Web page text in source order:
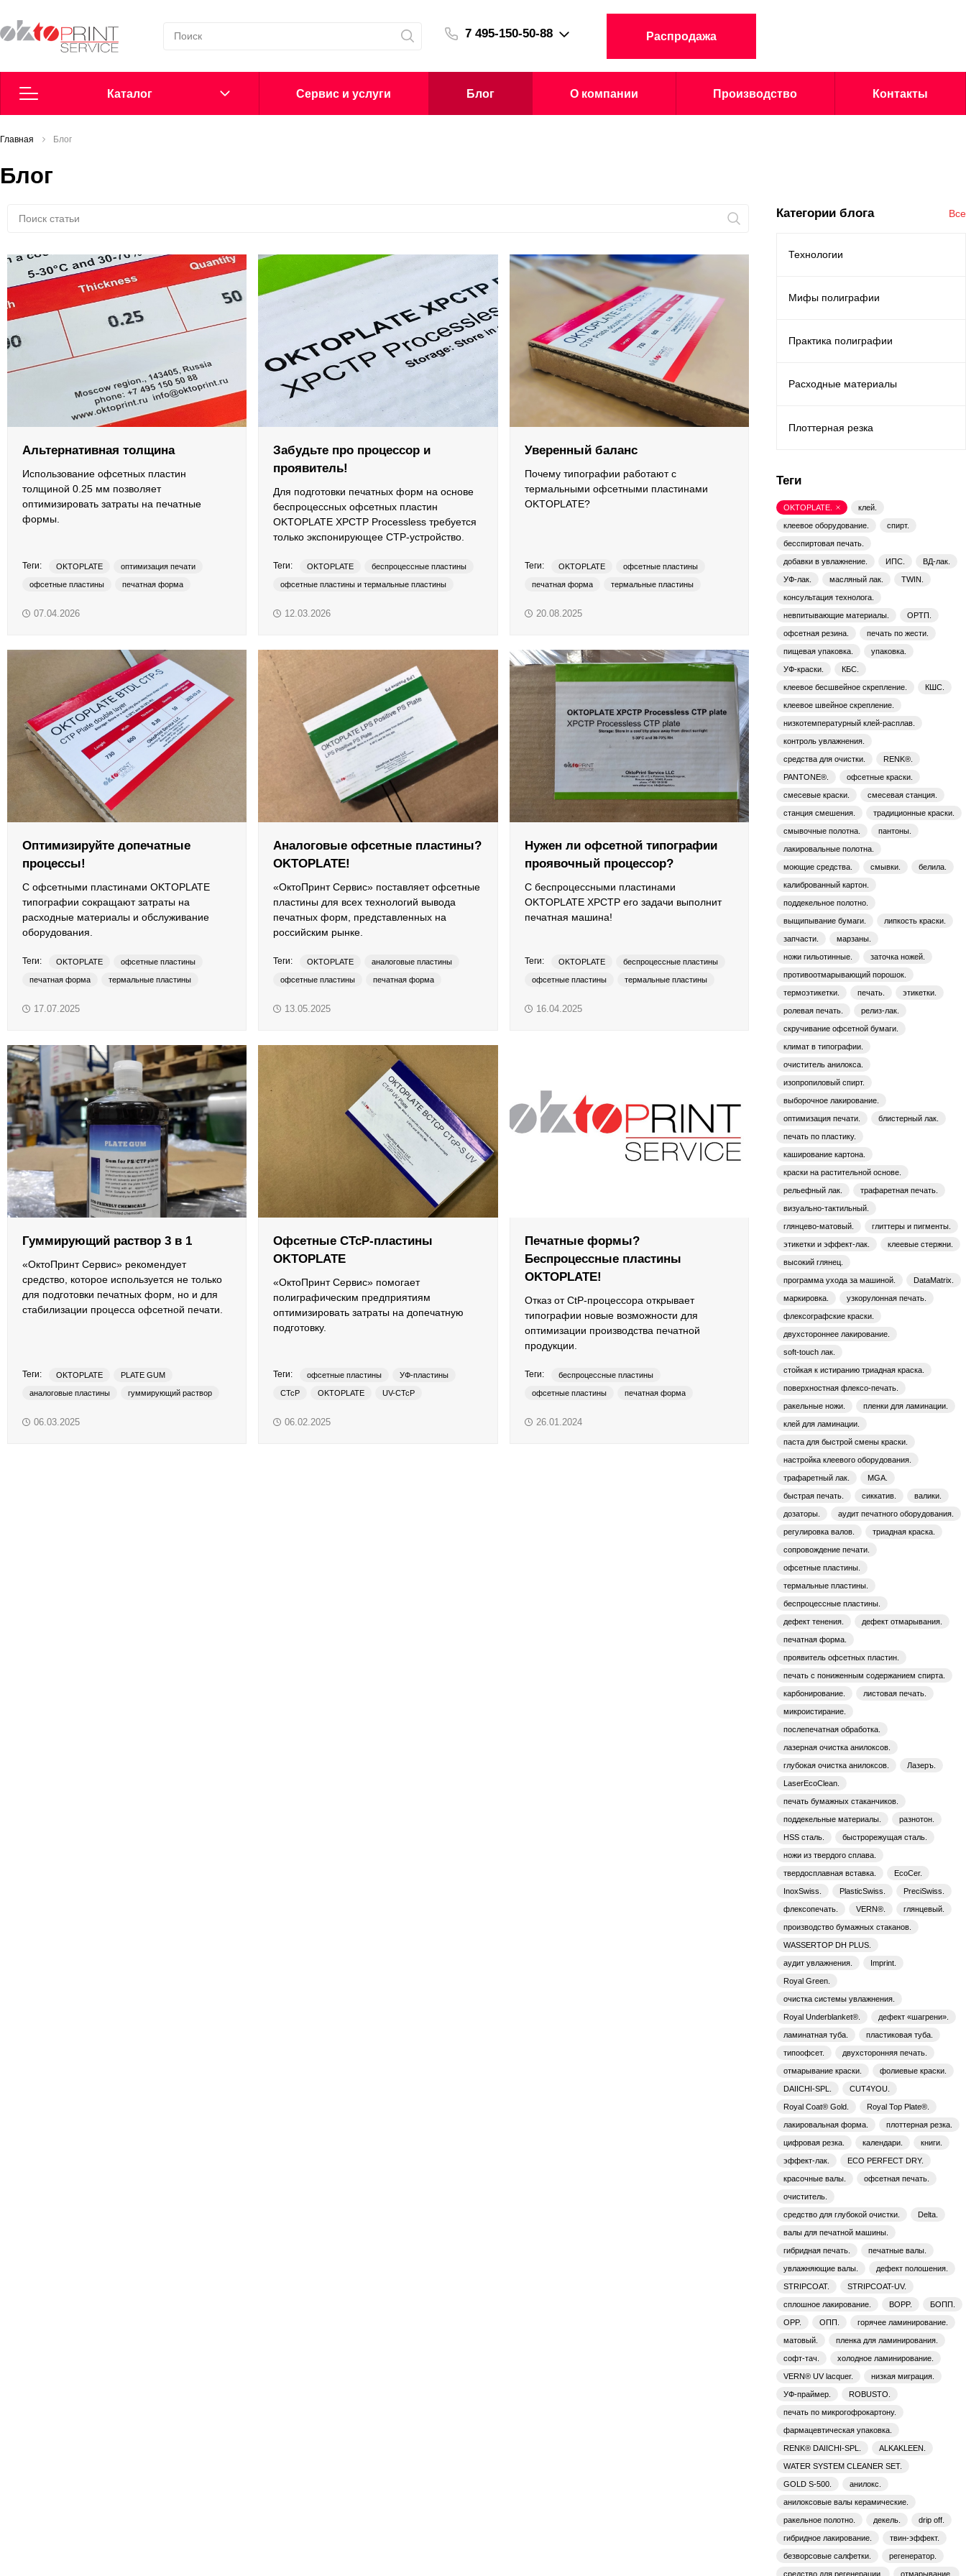
7 495-150-50-88 Распродажа
Каталог
Согласие на обработку персональных данных
Политика в области обработки персональных данных
Сообщить о нарушении
Добавки в увлажнение
Лакировальные полотна
Триадные краски
Лаки
Поддекельные материалы
Полотна для автоматической смывки и ручной очистки
Смывки
Вспомогательные материалы
Противоотмарывающие материалы
Клеи для полиграфии
Клеи для упаковки
Приборы и средства контроля
Материалы для послепечатной обработки
Упаковочные материалы
Материалы для производства ротогравюрных цилиндров
Краски системы смешения Pantone
Cервис и услуги Блог О компании Производство Контакты
Главная Блог
Блог
Альтернативная толщина
Использование офсетных пластин
толщиной 0.25 мм позволяет
оптимизировать затраты на печатные
формы.
Теги: OKTOPLATE оптимизация печати
офсетные пластины печатная форма
07.04.2026
Забудьте про процессор и
проявитель!
Для подготовки печатных форм на основе
беспроцессных офсетных пластин
OKTOPLATE XPCTP Processless требуется
только экспонирующее CTP-устройство.
Теги: OKTOPLATE беспроцессные пластины
офсетные пластины и термальные пластины
12.03.2026
Уверенный баланс
Почему типографии работают с
термальными офсетными пластинами
OKTOPLATE?
Теги: OKTOPLATE офсетные пластины
печатная форма термальные пластины
20.08.2025
Оптимизируйте допечатные
процессы!
С офсетными пластинами OKTOPLATE
типографии сокращают затраты на
расходные материалы и обслуживание
оборудования.
Теги: OKTOPLATE офсетные пластины
печатная форма термальные пластины
17.07.2025
Аналоговые офсетные пластины?
OKTOPLATE!
«ОктоПринт Сервис» поставляет офсетные
пластины для всех технологий вывода
печатных форм, представленных на
российским рынке.
Теги: OKTOPLATE аналоговые пластины
офсетные пластины печатная форма
13.05.2025
Нужен ли офсетной типографии
проявочный процессор?
С беспроцессными пластинами
OKTOPLATE XPCTP его задачи выполнит
печатная машина!
Теги: OKTOPLATE беспроцессные пластины
офсетные пластины термальные пластины
16.04.2025
Гуммирующий раствор 3 в 1
«ОктоПринт Сервис» рекомендует
средство, которое используется не только
для подготовки печатных форм, но и для
стабилизации процесса офсетной печати.
Теги: OKTOPLATE PLATE GUM
аналоговые пластины гуммирующий раствор
06.03.2025
Офсетные CTcP-пластины
OKTOPLATE
«ОктоПринт Сервис» помогает
полиграфическим предприятиям
оптимизировать затраты на допечатную
подготовку.
Теги: офсетные пластины УФ-пластины
CTcP OKTOPLATE UV-CTcP
06.02.2025
Печатные формы?
Беспроцессные пластины
OKTOPLATE!
Отказ от CtP-процессора открывает
типографии новые возможности для
оптимизации производства печатной
продукции.
Теги: беспроцессные пластины
офсетные пластины печатная форма
26.01.2024
Категории блога Все
Технологии
Мифы полиграфии
Практика полиграфии
Расходные материалы
Плоттерная резка
Теги
клей.
клеевое оборудование. спирт.
бесспиртовая печать.
добавки в увлажнение. ИПС. ВД-лак.
УФ-лак. масляный лак. TWIN.
консультация технолога.
невпитывающие материалы. ОРТП.
офсетная резина. печать по жести.
пищевая упаковка. упаковка.
УФ-краски. КБС.
клеевое бесшвейное скрепление. КШС.
клеевое швейное скрепление.
низкотемпературный клей-расплав.
контроль увлажнения.
средства для очистки. RENK®.
PANTONE®. офсетные краски.
смесевые краски. смесевая станция.
станция смешения. традиционные краски.
смывочные полотна. пантоны.
лакировальные полотна.
моющие средства. смывки. белила.
калиброванный картон.
поддекельное полотно.
выщипывание бумаги. липкость краски.
запчасти. марзаны.
ножи гильотинные. заточка ножей.
противоотмарывающий порошок.
термоэтикетки. печать. этикетки.
ролевая печать. релиз-лак.
скручивание офсетной бумаги.
климат в типографии.
очиститель анилокса.
изопропиловый спирт.
выборочное лакирование.
оптимизация печати. блистерный лак.
печать по пластику.
каширование картона.
краски на растительной основе.
рельефный лак. трафаретная печать.
визуально-тактильный.
глянцево-матовый. глиттеры и пигменты.
этикетки и эффект-лак. клеевые стержни.
высокий глянец.
программа ухода за машиной. DataMatrix.
маркировка. узкорулонная печать.
флексографские краски.
двухстороннее лакирование.
soft-touch лак.
стойкая к истиранию триадная краска.
поверхностная флексо-печать.
ракельные ножи. пленки для ламинации.
клей для ламинации.
паста для быстрой смены краски.
настройка клеевого оборудования.
трафаретный лак. MGA.
быстрая печать. сиккатив. валики.
дозаторы. аудит печатного оборудования.
регулировка валов. триадная краска.
сопровождение печати.
офсетные пластины.
термальные пластины.
беспроцессные пластины.
дефект тенения. дефект отмарывания.
печатная форма.
проявитель офсетных пластин.
печать с пониженным содержанием спирта.
карбонирование. листовая печать.
микроистирание.
послепечатная обработка.
лазерная очистка анилоксов.
глубокая очистка анилоксов. Лазеръ.
LaserEcoClean.
печать бумажных стаканчиков.
поддекельные материалы. разнотон.
HSS сталь. быстрорежущая сталь.
ножи из твердого сплава.
твердосплавная вставка. EcoCer.
InoxSwiss. PlasticSwiss. PreciSwiss.
флексопечать. VERN®. глянцевый.
производство бумажных стаканов.
WASSERTOP DH PLUS.
аудит увлажнения. Imprint.
Royal Green.
очистка системы увлажнения.
Royal Underblanket®. дефект «шагрени».
ламинатная туба. пластиковая туба.
типоофсет. двухсторонняя печать.
отмарывание краски. фолиевые краски.
DAIICHI-SPL. CUT4YOU.
Royal Coat® Gold. Royal Top Plate®.
лакировальная форма. плоттерная резка.
цифровая резка. календари. книги.
эффект-лак. ECO PERFECT DRY.
красочные валы. офсетная печать.
очиститель.
средство для глубокой очистки. Delta.
валы для печатной машины.
гибридная печать. печатные валы.
увлажняющие валы. дефект полошения.
STRIPCOAT. STRIPCOAT-UV.
сплошное лакирование. BOPP. БОПП.
OPP. ОПП. горячее ламинирование.
матовый. пленка для ламинирования.
софт-тач. холодное ламинирование.
VERN® UV lacquer. низкая миграция.
УФ-праймер. ROBUSTO.
печать по микрогофрокартону.
фармацевтическая упаковка.
RENK® DAIICHI-SPL. ALKAKLEEN.
WATER SYSTEM CLEANER SET.
GOLD S-500. анилокс.
анилоксовые валы керамические.
ракельное полотно. декель. drip off.
гибридное лакирование. твин-эффект.
безворсовые салфетки. регенератор.
средство для регенерации.
OKTOPLATE.
отмарывание.